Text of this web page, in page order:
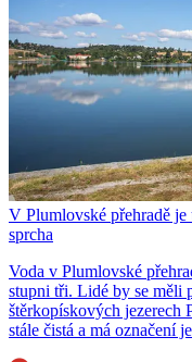
V Plumlovské přehradě
sprcha
Voda v Plumlovské
stupni tři. Lidé by se měli
štěrkopískových jezerech
stále čistá a má označení